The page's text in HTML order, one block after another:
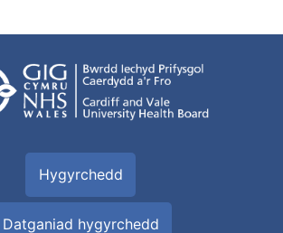
Hygyrchedd
Datganiad hygyrchedd